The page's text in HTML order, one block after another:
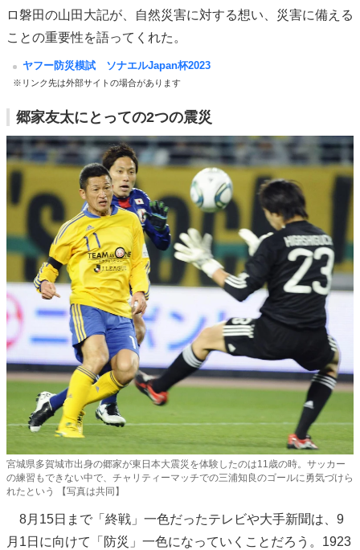
ロ磐田の山田大記が、自然災害に対する想い、災害に備える
ことの重要性を語ってくれた。
ヤフー防災模試 ソナエルJapan杯2023
※リンク先は外部サイトの場合があります
郷家友太にとっての2つの震災
宮城県多賀城市出身の郷家が東日本大震災を体験したのは11歳の時。サッカー
の練習もできない中で、チャリティーマッチでの三浦知良のゴールに勇気づけら
れたという 【写真は共同】
8月15日まで「終戦」一色だったテレビや大手新聞は、9
月1日に向けて「防災」一色になっていくことだろう。1923